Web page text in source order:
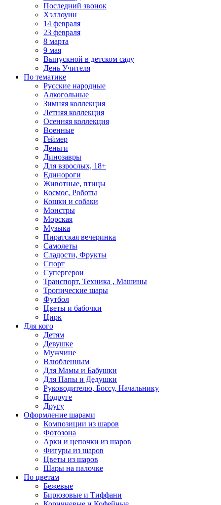
Последний звонок
Хэллоуин
14 февраля
23 февраля
8 марта
9 мая
Выпускной в детском саду
День Учителя
По тематике
Русские народные
Алкогольные
Зимняя коллекция
Летняя коллекция
Осенняя коллекция
Военные
Геймер
Деньги
Динозавры
Для взрослых, 18+
Единороги
Животные, птицы
Космос, Роботы
Кошки и собаки
Монстры
Морская
Музыка
Пиратская вечеринка
Самолеты
Сладости, Фрукты
Спорт
Супергерои
Транспорт, Техника , Машины
Тропические шары
Футбол
Цветы и бабочки
Цирк
Для кого
Детям
Девушке
Мужчине
Влюбленным
Для Мамы и Бабушки
Для Папы и Дедушки
Руководителю, Боссу, Начальнику
Подруге
Другу
Оформление шарами
Композиции из шаров
Фотозона
Арки и цепочки из шаров
Фигуры из шаров
Цветы из шаров
Шары на палочке
По цветам
Бежевые
Бирюзовые и Тиффани